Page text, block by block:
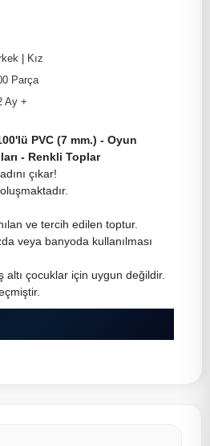
| Kız
Parça
Ay +
PVC (7 mm.) - Oyun
- Renkli Toplar
çıkar!
ve tercih edilen toptur.
veya banyoda kullanılması
altı çocuklar için uygun değildir.